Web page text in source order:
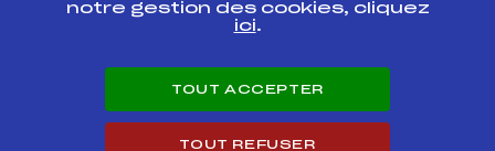
Pôle vie de l’athlète
Enseignement professionnel
Carrières
notre gestion des cookies, cliquez
ici.
TOUT ACCEPTER
TOUT REFUSER